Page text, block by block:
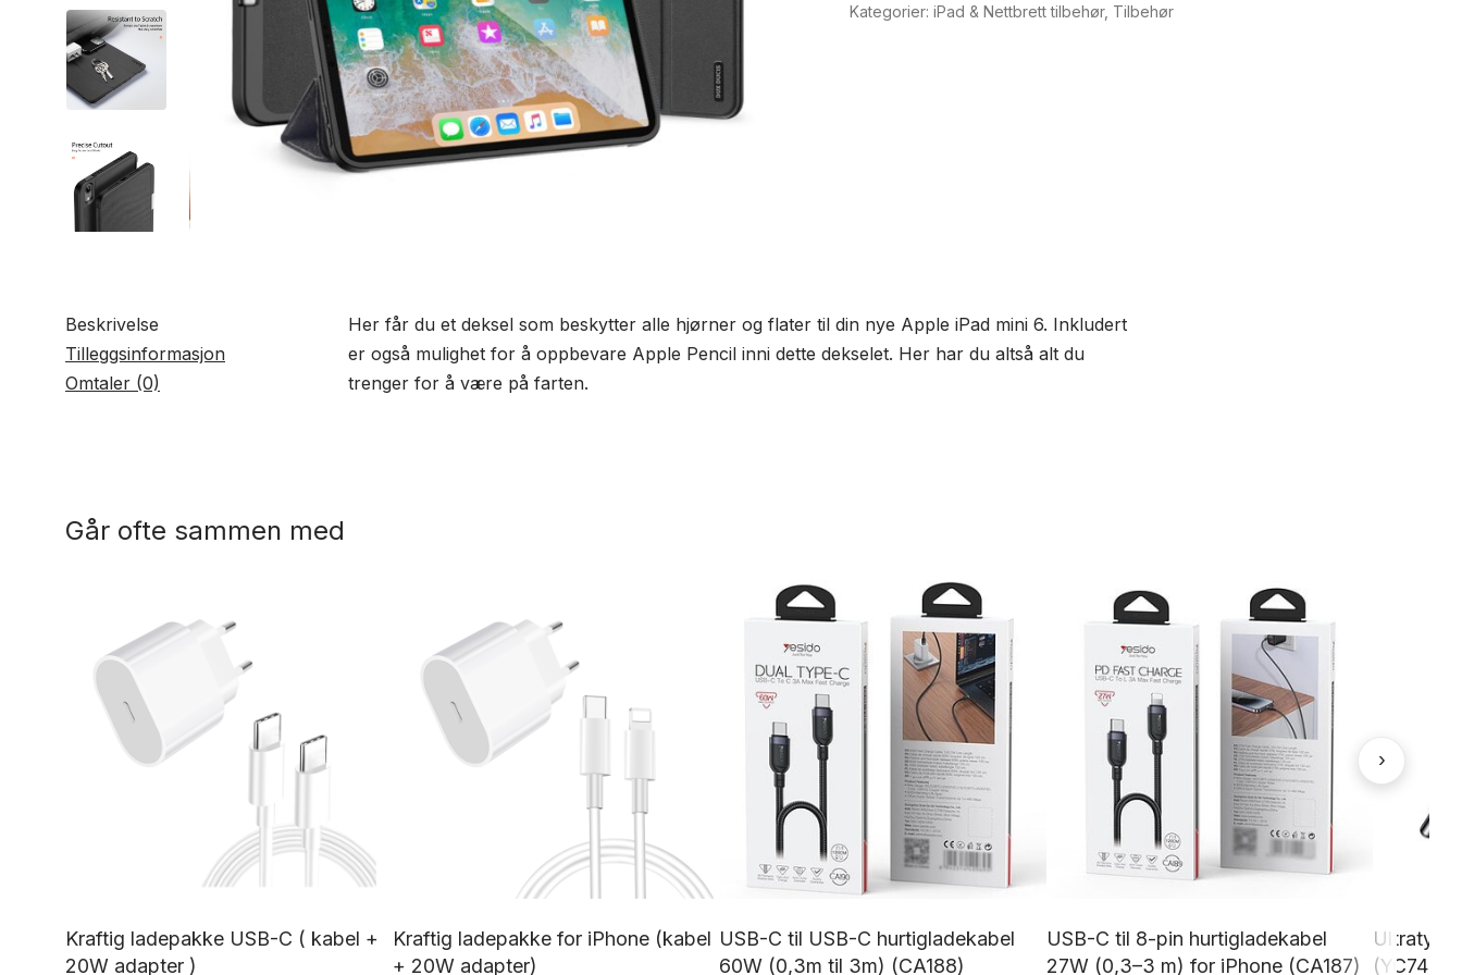
mini
Kategorier: iPad & Nettbrett tilbehør, Tilbehør
Beskrivelse
Tilleggsinformasjon
Omtaler (0)
Her får du et deksel som beskytter alle hjørner og flater til din nye Apple iPad mini 6. Inkludert
er også mulighet for å oppbevare Apple Pencil inni dette dekselet. Her har du altså alt du
trenger for å være på farten.
Går ofte sammen med
Kraftig ladepakke USB-C ( kabel +
20W adapter )
Kraftig ladepakke for iPhone (kabel
+ 20W adapter)
USB-C til USB-C hurtigladekabel
60W (0,3m til 3m) (CA188)
USB-C til 8-pin hurtigladekabel
27W (0,3–3 m) for iPhone (CA187)
Ultratynn
(YC74)
›